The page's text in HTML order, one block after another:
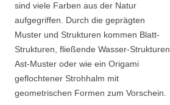
sind viele Farben aus der Natur
aufgegriffen. Durch die geprägten
Muster und Strukturen kommen Blatt-
Strukturen, fließende Wasser-Strukturen,
Ast-Muster oder wie ein Origami
geflochtener Strohhalm mit
geometrischen Formen zum Vorschein.